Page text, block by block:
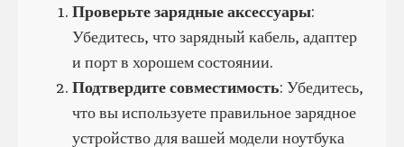
Проверьте зарядные аксессуары:
Убедитесь, что зарядный кабель, адаптер
и порт в хорошем состоянии.
Подтвердите совместимость: Убедитесь,
что вы используете правильное зарядное
устройство для вашей модели ноутбука